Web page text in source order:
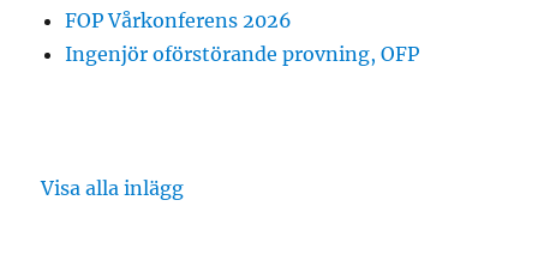
FOP Vårkonferens 2026
Ingenjör oförstörande provning, OFP
Visa alla inlägg